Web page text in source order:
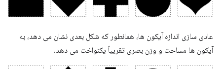
عادی سازی اندازه آیکون ها، همانطور که شکل بعدی نشان می دهد، به
آیکون ها مساحت و وزن بصری تقریباً یکنواخت می دهد.